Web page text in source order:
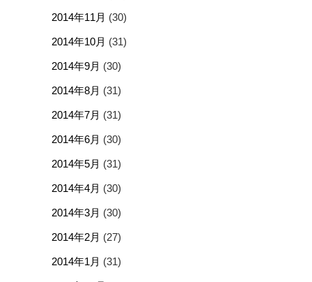
2014年11月 (30)
2014年10月 (31)
2014年9月 (30)
2014年8月 (31)
2014年7月 (31)
2014年6月 (30)
2014年5月 (31)
2014年4月 (30)
2014年3月 (30)
2014年2月 (27)
2014年1月 (31)